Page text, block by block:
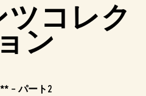
ツコレク
ン
– パート2